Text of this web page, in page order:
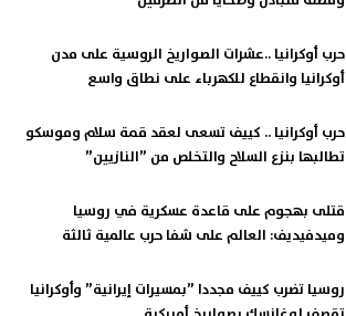
حرب أوكرانيا ..عشرات الصواريخ الروسية على مدن
أوكرانيا وانقطاع للكهرباء على نطاق واسع
حرب أوكرانيا .. كييف تسعى لعقد قمة سلام وموسكو
تطالبها بنزع السلاح والتخلص من ”النازيين”
قتلى بهجوم على قاعدة عسكرية في روسيا
وميدفيديف: العالم على شفا حرب عالمية ثالثة
روسيا تضرب كييف مجددا ”بمسيرات إيرانية” وأوكرانيا